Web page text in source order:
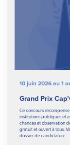
10 juin 2026 au 1
Grand Prix
Ce concours
institutions publiques et
chances et observation
gratuit et ouvert à tous.
dossier de candidature.